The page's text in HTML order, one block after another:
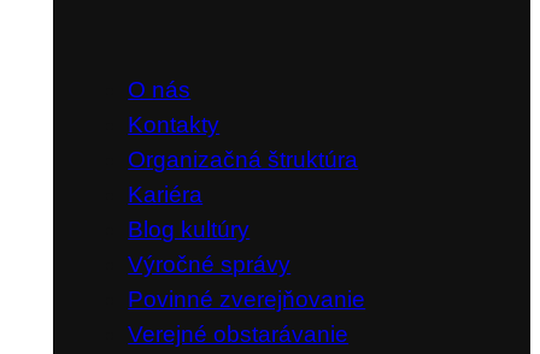
O nás
Kontakty
Organizačná štruktúra
Kariéra
Blog kultúry
Výročné správy
Povinné zverejňovanie
Verejné obstarávanie